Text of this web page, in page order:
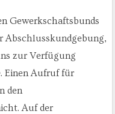
Gewerkschaftsbunds
Abschlusskundgebung,
zur Verfügung
Einen Aufruf für
den
Auf der